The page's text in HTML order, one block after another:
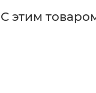
С этим